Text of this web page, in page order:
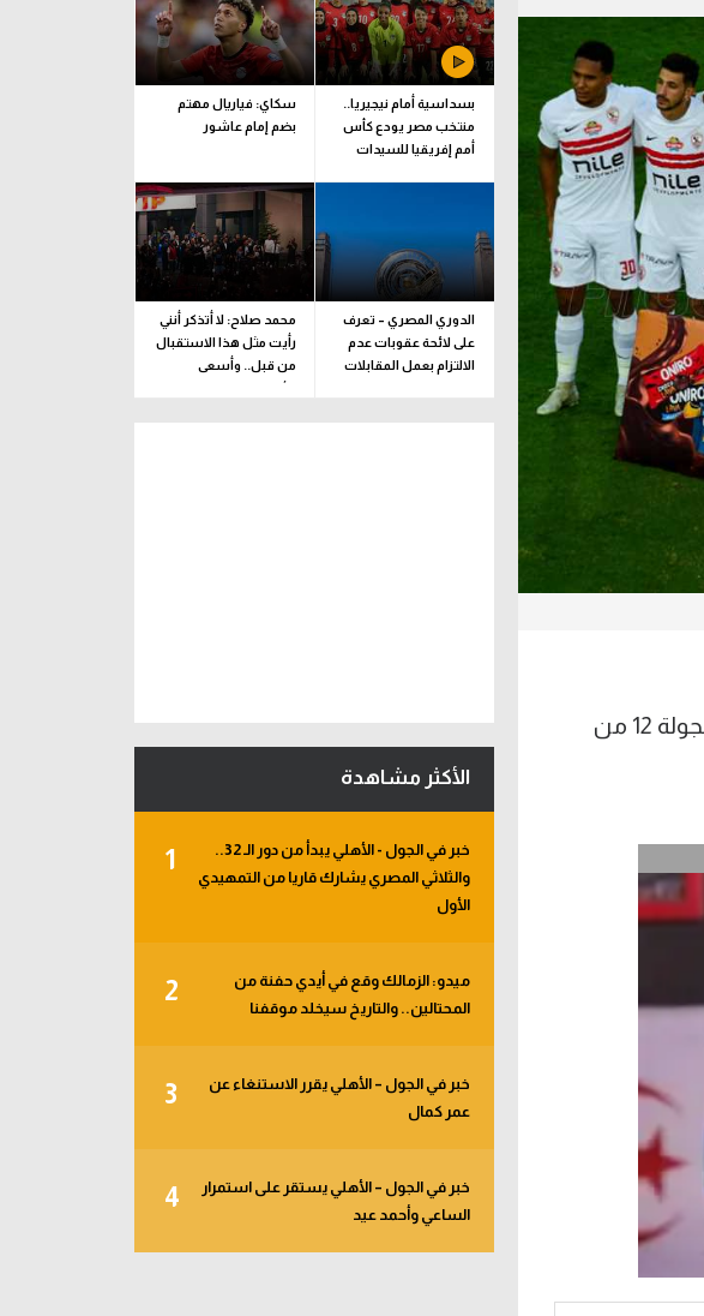
آسيا
أمريكا
ركن الألعاب
أعلن يانيك فيريرا المدير الفني لـ الزمالك قائمة الفريق لمواجهة البنك الأهلي في الجولة 12 من
بسداسية أمام نيجيريا..
منتخب مصر يودع كأس
أمم إفريقيا للسيدات
سكاي: فياريال مهتم
بضم إمام عاشور
الدوري المصري – تعرف
على لائحة عقوبات عدم
الالتزام بعمل المقابلات
محمد صلاح: لا أتذكر أنني
رأيت مثل هذا الاستقبال
من قبل.. وأسعى
للألقاب مع الفريق
الأكثر مشاهدة
1
خبر في الجول - الأهلي يبدأ من دور الـ 32..
والثلاثي المصري يشارك قاريا من التمهيدي
الأول
2
ميدو: الزمالك وقع في أيدي حفنة من
المحتالين.. والتاريخ سيخلد موقفنا
3
خبر في الجول – الأهلي يقرر الاستنغاء عن
عمر كمال
4
خبر في الجول – الأهلي يستقر على استمرار
الساعي وأحمد عيد